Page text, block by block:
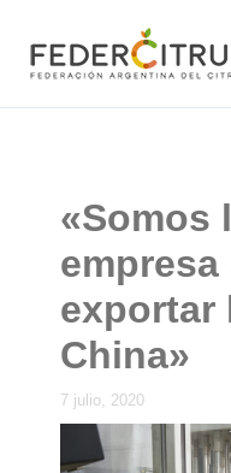
contenido
«Somos
exportar
China»
7 julio, 2020